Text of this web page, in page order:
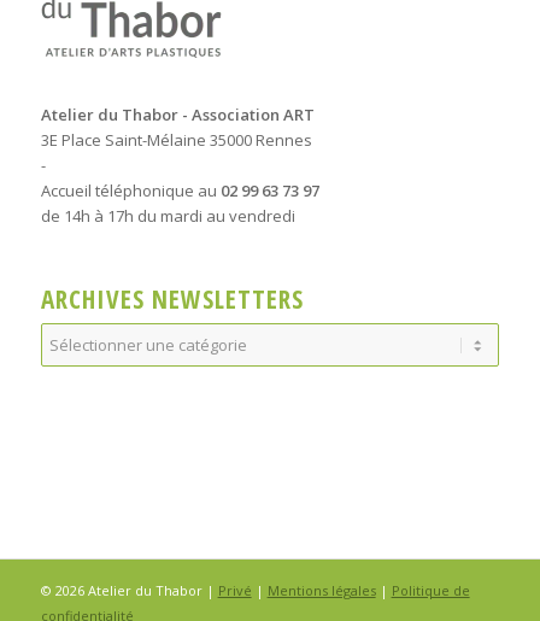
Atelier du Thabor - Association ART
3E Place Saint-Mélaine 35000 Rennes
-
Accueil téléphonique au 02 99 63 73 97
de 14h à 17h du mardi au vendredi
ARCHIVES NEWSLETTERS
Archives
Newsletters
© 2026 Atelier du Thabor | Privé | Mentions légales| Politique de
confidentialité